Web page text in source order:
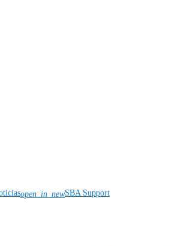
open_in_newSBA Support